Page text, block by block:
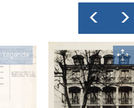
<
Légende
>